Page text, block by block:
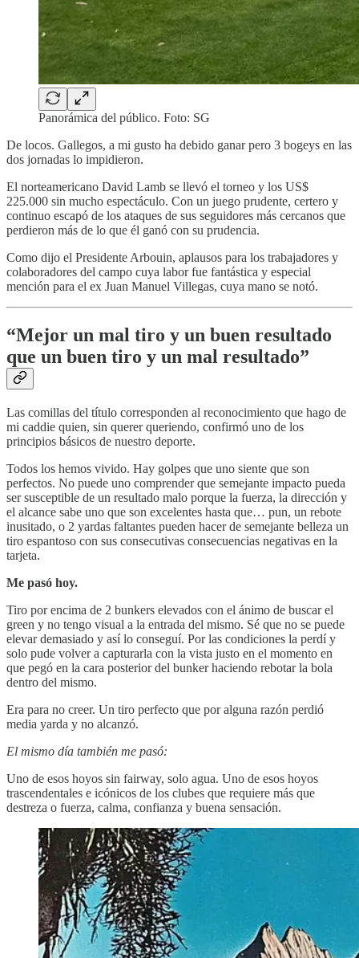
Panorámica del público. Foto: SG
De locos. Gallegos, a mi gusto ha debido ganar pero 3 bogeys en las
dos jornadas lo impidieron.
El norteamericano David Lamb se llevó el torneo y los US$
225.000 sin mucho espectáculo. Con un juego prudente, certero y
continuo escapó de los ataques de sus seguidores más cercanos que
perdieron más de lo que él ganó con su prudencia.
Como dijo el Presidente Arbouin, aplausos para los trabajadores y
colaboradores del campo cuya labor fue fantástica y especial
mención para el ex Juan Manuel Villegas, cuya mano se notó.
“Mejor un mal tiro y un buen resultado
que un buen tiro y un mal resultado”
Las comillas del título corresponden al reconocimiento que hago de
mi caddie quien, sin querer queriendo, confirmó uno de los
principios básicos de nuestro deporte.
Todos los hemos vivido. Hay golpes que uno siente que son
perfectos. No puede uno comprender que semejante impacto pueda
ser susceptible de un resultado malo porque la fuerza, la dirección y
el alcance sabe uno que son excelentes hasta que… pun, un rebote
inusitado, o 2 yardas faltantes pueden hacer de semejante belleza un
tiro espantoso con sus consecutivas consecuencias negativas en la
tarjeta.
Me pasó hoy.
Tiro por encima de 2 bunkers elevados con el ánimo de buscar el
green y no tengo visual a la entrada del mismo. Sé que no se puede
elevar demasiado y así lo conseguí. Por las condiciones la perdí y
solo pude volver a capturarla con la vista justo en el momento en
que pegó en la cara posterior del bunker haciendo rebotar la bola
dentro del mismo.
Era para no creer. Un tiro perfecto que por alguna razón perdió
media yarda y no alcanzó.
El mismo día también me pasó:
Uno de esos hoyos sin fairway, solo agua. Uno de esos hoyos
trascendentales e icónicos de los clubes que requiere más que
destreza o fuerza, calma, confianza y buena sensación.